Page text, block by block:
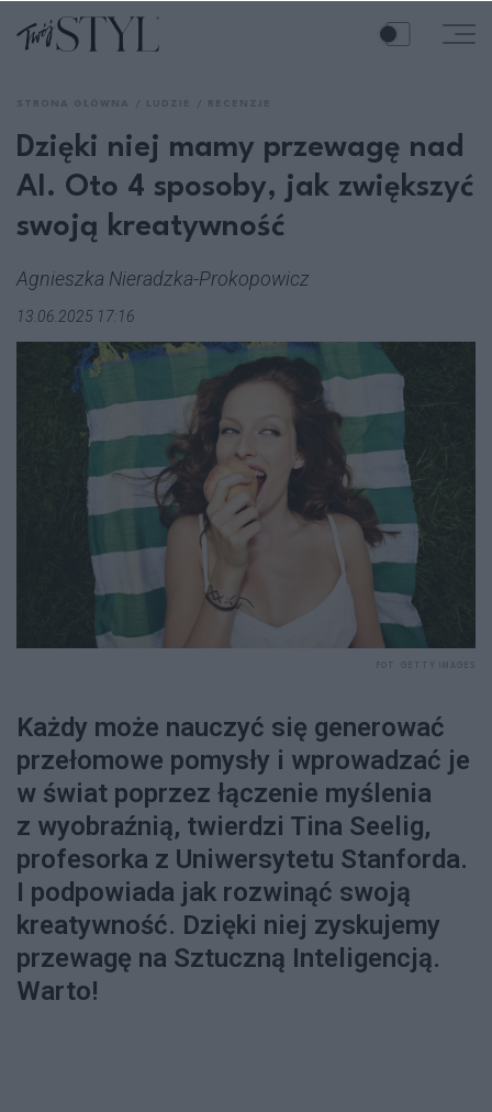
Dzięki niej mamy przewagę nad
AI. Oto 4 sposoby, jak zwiększyć
swoją kreatywność
Agnieszka Nieradzka-Prokopowicz
13.06.2025 17:16
Każdy może nauczyć się generować
przełomowe pomysły i wprowadzać je
w świat poprzez łączenie myślenia
z wyobraźnią, twierdzi Tina Seelig,
profesorka z Uniwersytetu Stanforda.
I podpowiada jak rozwinąć swoją
kreatywność. Dzięki niej zyskujemy
przewagę na Sztuczną Inteligencją.
Warto!